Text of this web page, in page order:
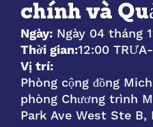
chính và
Ngày: Ngày 04 tháng
Thời gian:12:00 TRƯA
Vị trí:
Phòng cộng đồng
phòng Chương trình
Park Ave West Ste B,